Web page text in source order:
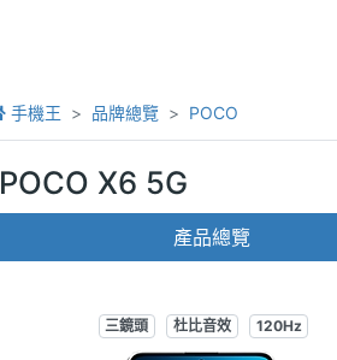
手機王 品牌總覽 POCO
POCO X6 5G
產品總覽
三鏡頭 杜比音效 120Hz